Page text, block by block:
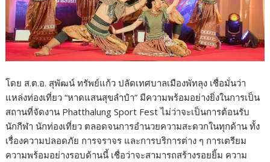
โดย ส.ต.อ. สุพัฒน์ ทรัพย์แก้ว ปลัดเทศบาลเมืองพัทลุง เชื่อมั่นว่า
แหล่งท่องเที่ยว “หาดแสนสุขลำปำ” มีความพร้อมอย่างยิ่งในการเป็น
สถานที่จัดงาน Phatthalung Sport Fest ไม่ว่าจะเป็นการต้อนรับ
นักกีฬา นักท่องเที่ยว ตลอดจนการอำนวยความสะดวกในทุกด้าน ทั้ง
เรื่องความปลอดภัย การจราจร และการบริการต่าง ๆ การเตรียม
ความพร้อมอย่างรอบด้านนี้ เชื่อว่าจะสามารถสร้างรอยยิ้ม ความ